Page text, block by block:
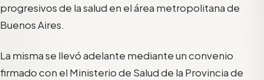
progresivos de la salud en el área metropolitana de
Buenos Aires.
La misma se llevó adelante mediante un convenio
firmado con el Ministerio de Salud de la Provincia de